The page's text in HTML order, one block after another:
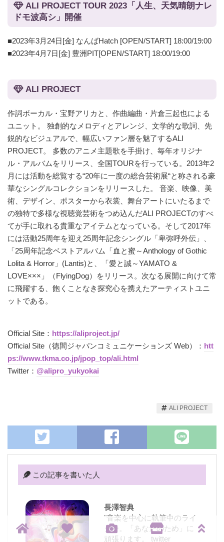
ALI PROJECT TOUR 2023「人生、天気晴朗ナレ
ドモ波高シ」開催
■2023年3月24日[金] なんばHatch [OPEN/START] 18:00/19:00
■2023年4月7日[金] 豊洲PIT[OPEN/START] 18:00/19:00
ALI PROJECT
作詞ボーカル・宝野アリカと、作曲編曲・片倉三起也による
ユニット。 独創的なメロディとアレンジ、文学的な歌詞、先
鋭的なビジュアルで、幅広いファン層を魅了するALI
PROJECT。 多数のアニメ主題歌を手掛け、毎年オリジナ
ル・アルバムをリリース、全国TOURを行っている。2013年2
月には活動を総覧する“20年に一度の総合芸術展“と称される豪
華なシングルコレクションをリリースした。 音楽、映像、美
術、デザイン、ポスターから衣裳、舞台アートにいたるまで
の独特で多様な視聴覚芸術をつめ込んだALI PROJECTのすべ
てが手に取れる貴重なアイテムとなっている。そして2017年
には活動25周年を迎え25周年記念シングル「卑弥呼外伝」、
「25周年記念ベストアルバム「血と蜜～Anthology of Gothic
Lolita & Horror」(Lantis)と、「愛と誠～YAMATO &
LOVE×××」（FlyingDog）をリリース。次なる展開に向けて常
に飛躍する、飽くことなき探究心を携えたアーティストユニ
ットである。
Official Site： https://aliproject.jp/
Official Site（徳間ジャパンコミュニケーションズ Web）： htt
ps://www.tkma.co.jp/jpop_top/ali.html
Twitter： @alipro_yukyokai
ALI PROJECT
この記事を書いた人
長澤智典
"音楽を中心に執筆中のライ
ター。「あなたのため」に
頑張ります。 twitter